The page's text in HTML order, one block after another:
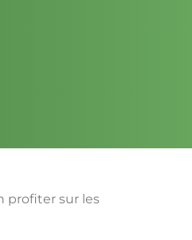
profiter sur les